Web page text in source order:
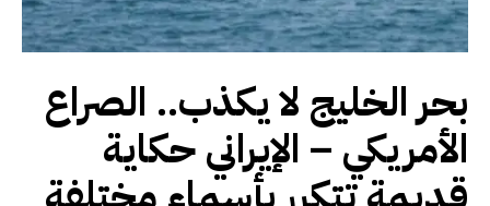
بحر الخليج لا يكذب.. الصراع
الأمريكي – الإيراني حكاية